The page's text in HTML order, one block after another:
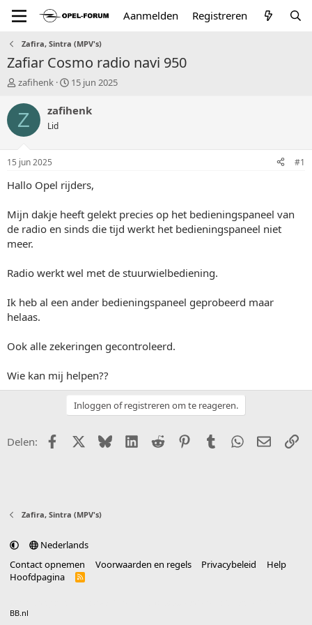
Aanmelden Registreren
Zafira, Sintra (MPV's)
Zafiar Cosmo radio navi 950
T
p
t
a
r
r
zafihenk
S
a
u
15 jun 2025
Z zafihenk
Lid
15 jun 2025 #1
Hallo Opel rijders,
Mijn dakje heeft gelekt precies op het bedieningspaneel van
de radio en sinds die tijd werkt het bedieningspaneel niet
meer.
Radio werkt wel met de stuurwielbediening.
Ik heb al een ander bedieningspaneel geprobeerd maar
helaas.
Ook alle zekeringen gecontroleerd.
Wie kan mij helpen??
Inloggen of registreren om te reageren.
Delen: FacebookX (Twitter)
BlueskyLinkedIn
Reddit PinterestTumblr WhatsApp
E-mail
Zafira, Sintra (MPV's)
Nederlands
Contact opnemen
Voorwaarden en regels Privacybeleid
Help
Hoofdpagina
R
BB.nl